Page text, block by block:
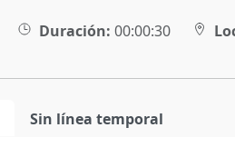
Duración: 00:00:30
Sin línea temporal